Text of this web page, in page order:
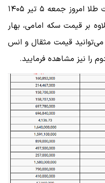
قیمت سکه و قیمت طلا امروز جمعه ۵ تیر ۱۴۰۵
بر قیمت سکه امامی، بهار
می‌توانید قیمت مثقال و انس
را نیز مشاهده فرمایید.